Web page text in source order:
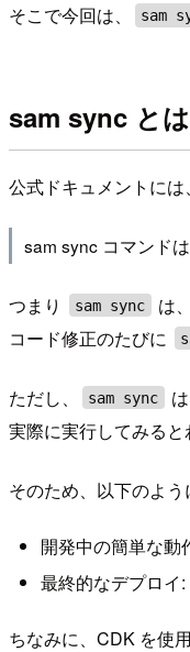
そこで今回は、 sam
sam sync とは
公式ドキュメントには
sam sync コマンド
つまり sam sync
は
コード修正のたびに
ただし、 sam sync は
実際に実行してみると
そのため、以下のよう
開発中の簡単な動
最終的なデプロイ:
ちなみに、CDK を使